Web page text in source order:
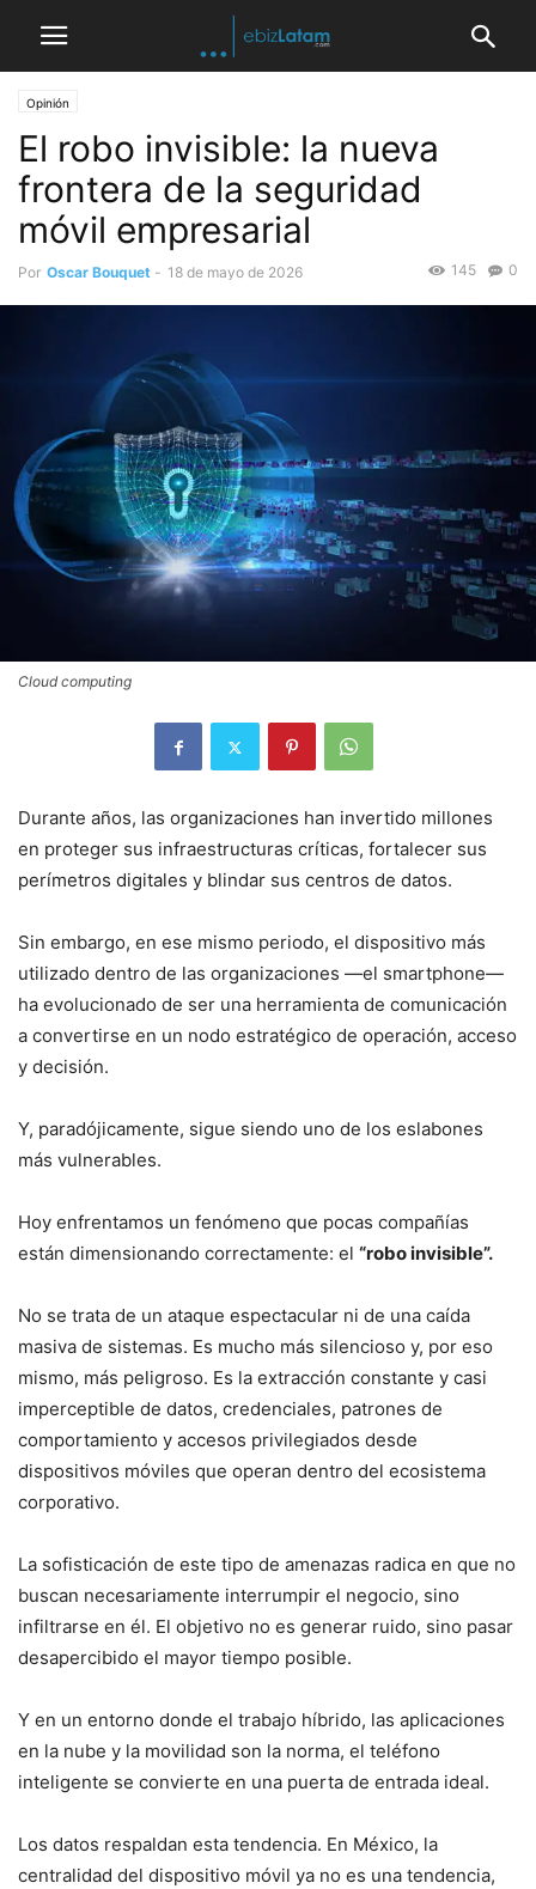
Opinión
El robo invisible: la nueva
frontera de la seguridad
móvil empresarial
Por Oscar Bouquet - 18 de mayo de 2026 0
145
Cloud computing
Durante años, las organizaciones han invertido millones
en proteger sus infraestructuras críticas, fortalecer sus
perímetros digitales y blindar sus centros de datos.
Sin embargo, en ese mismo periodo, el dispositivo más
utilizado dentro de las organizaciones —el smartphone—
ha evolucionado de ser una herramienta de comunicación
a convertirse en un nodo estratégico de operación, acceso
y decisión.
Y, paradójicamente, sigue siendo uno de los eslabones
más vulnerables.
Hoy enfrentamos un fenómeno que pocas compañías
están dimensionando correctamente: el “robo invisible”.
No se trata de un ataque espectacular ni de una caída
masiva de sistemas. Es mucho más silencioso y, por eso
mismo, más peligroso. Es la extracción constante y casi
imperceptible de datos, credenciales, patrones de
comportamiento y accesos privilegiados desde
dispositivos móviles que operan dentro del ecosistema
corporativo.
La sofisticación de este tipo de amenazas radica en que no
buscan necesariamente interrumpir el negocio, sino
infiltrarse en él. El objetivo no es generar ruido, sino pasar
desapercibido el mayor tiempo posible.
Y en un entorno donde el trabajo híbrido, las aplicaciones
en la nube y la movilidad son la norma, el teléfono
inteligente se convierte en una puerta de entrada ideal.
Los datos respaldan esta tendencia. En México, la
centralidad del dispositivo móvil ya no es una tendencia,